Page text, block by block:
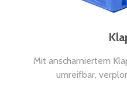
Mit anscharniertem
umreifbar,